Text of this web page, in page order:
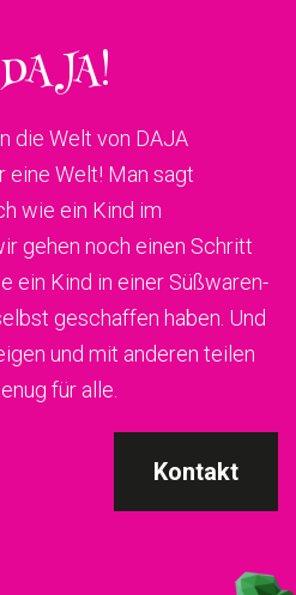
die Welt von DAJA
eine Welt! Man sagt
wie ein Kind im
gehen noch einen Schritt
ein Kind in einer Süßwaren-
geschaffen haben. Und
und mit anderen teilen
für alle.
Kontakt